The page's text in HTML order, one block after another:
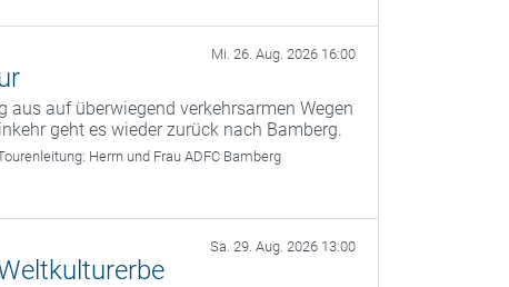
Mi. 26. Aug. 2026 16:00
aus auf überwiegend verkehrsarmen Wegen
geht es wieder zurück nach Bamberg.
Herrn und Frau ADFC Bamberg
Sa. 29. Aug. 2026 13:00